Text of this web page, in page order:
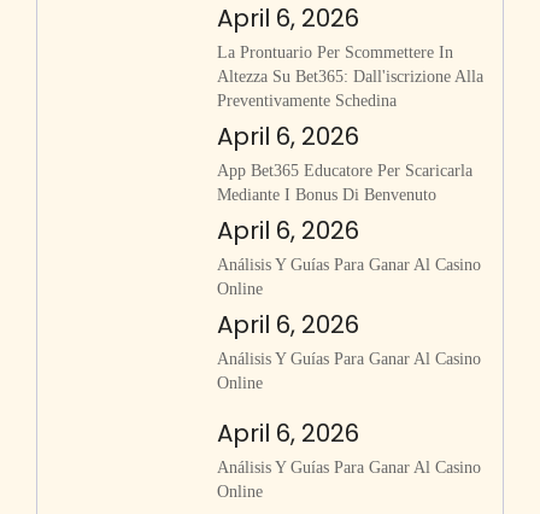
April 6, 2026
La Prontuario Per Scommettere In
Altezza Su Bet365: Dall'iscrizione Alla
Preventivamente Schedina
April 6, 2026
App Bet365 Educatore Per Scaricarla
Mediante I Bonus Di Benvenuto
April 6, 2026
Análisis Y Guías Para Ganar Al Casino
Online
April 6, 2026
Análisis Y Guías Para Ganar Al Casino
Online
April 6, 2026
Análisis Y Guías Para Ganar Al Casino
Online